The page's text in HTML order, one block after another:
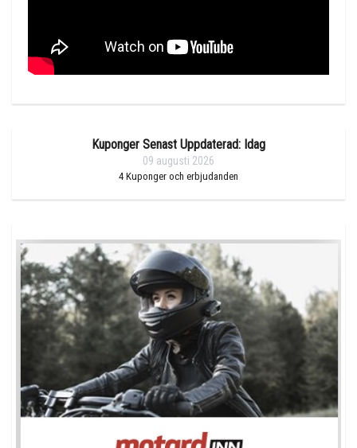
Kuponger Senast Uppdaterad: Idag
09 augusti 2026
4 Kuponger och erbjudanden